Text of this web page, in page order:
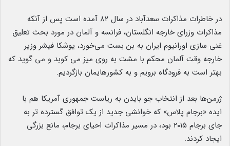
در خاطرات مذاکرات سعدآباد در سال ۸۲ آمده است پس از آنکه
مذاکرات وزرای خارجه انگلستان، فرانسه و آلمان در مورد بحث تعلیق
غنی سازی اورانیوم ایران به بن بست می‌خورد، یوشکا فیشر وزیر
خارجه وقت آلمان محکم با مشت به روی میز می کوبد و می گوید که
بهتر است به فرودگاه برویم و به کشورهایمان بازگردیم.
ژرمن‌ها بعد از انتخاب جو بایدن به ریاست جمهوری آمریکا هم با
ایده «برجام پلاس» که خوانشی جدید از یک توافق گسترده تر به
جای برجام ۲۰۱۵ بود، در مسیر مذاکرات احیای برجام، مانع بزرگی
ایجاد کردند.